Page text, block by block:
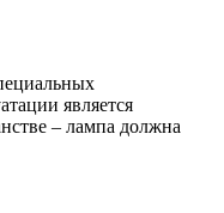
является
– лампа должна